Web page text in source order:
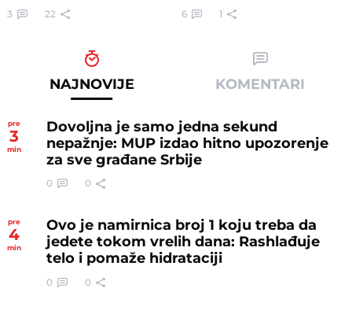
3 22 6 1
NAJNOVIJE KOMENTARI
pre
3
min
Dovoljna je samo jedna sekund
nepažnje: MUP izdao hitno upozorenje
za sve građane Srbije
0 0
pre
4
min
Ovo je namirnica broj 1 koju treba da
jedete tokom vrelih dana: Rashlađuje
telo i pomaže hidrataciji
0 0